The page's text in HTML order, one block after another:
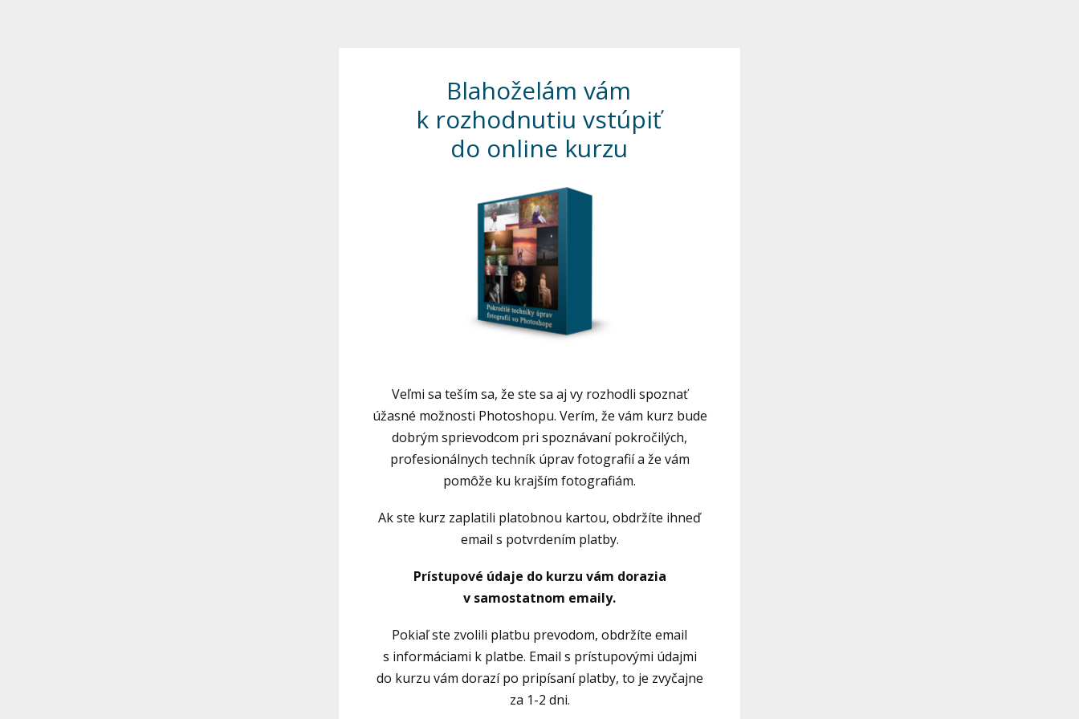
Blahoželám vám
k rozhodnutiu vstúpiť
do online kurzu
Veľmi sa teším sa, že ste sa aj vy rozhodli spoznať
úžasné možnosti Photoshopu. Verím, že vám kurz bude
dobrým sprievodcom pri spoznávaní pokročilých,
profesionálnych techník úprav fotografií a že vám
pomôže ku krajším fotografiám.
Ak ste kurz zaplatili platobnou kartou, obdržíte ihneď
email s potvrdením platby.
Prístupové údaje do kurzu vám dorazia
v samostatnom emaily.
Pokiaľ ste zvolili platbu prevodom, obdržíte email
s informáciami k platbe. Email s prístupovými údajmi
do kurzu vám dorazí po pripísaní platby, to je zvyčajne
za 1-2 dni.